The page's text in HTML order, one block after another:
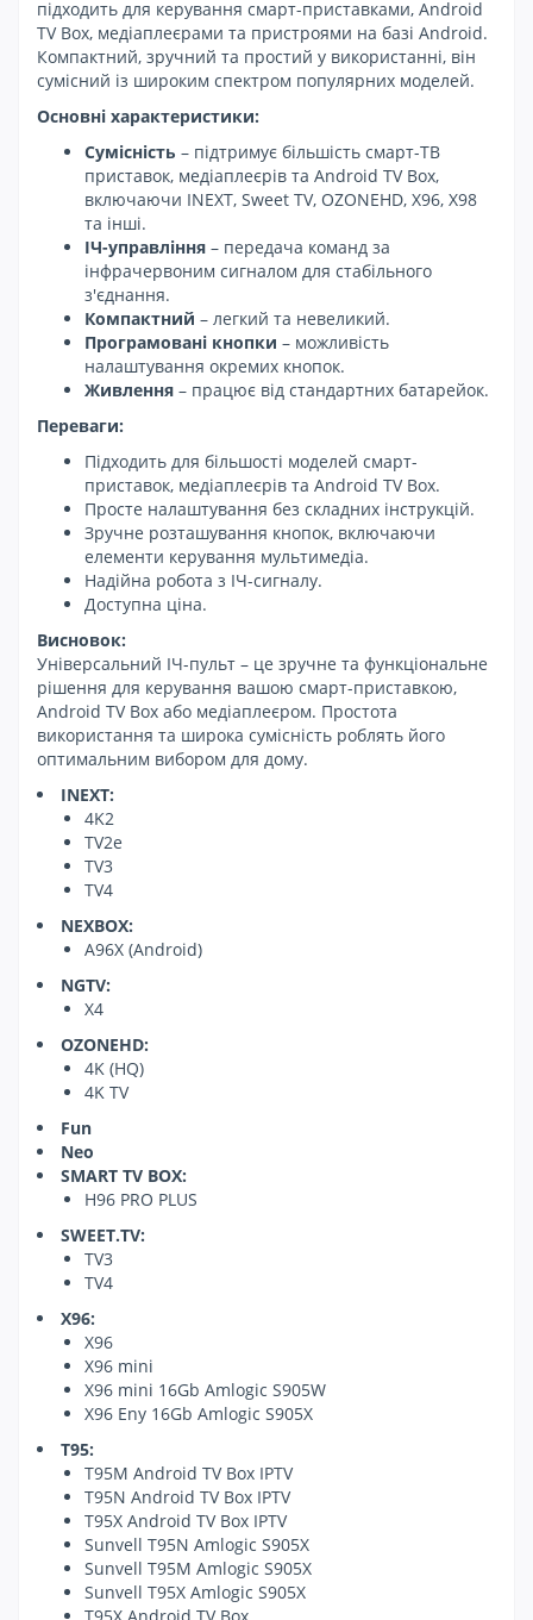
підходить для керування смарт-приставками, Android
TV Box, медіаплеєрами та пристроями на базі Android.
Компактний, зручний та простий у використанні, він
сумісний із широким спектром популярних моделей.
Основні характеристики:
Сумісність – підтримує більшість смарт-ТВ
приставок, медіаплеєрів та Android TV Box,
включаючи INEXT, Sweet TV, OZONEHD, X96, X98
та інші.
ІЧ-управління – передача команд за
інфрачервоним сигналом для стабільного
з'єднання.
Компактний – легкий та невеликий.
Програмовані кнопки – можливість
налаштування окремих кнопок.
Живлення – працює від стандартних батарейок.
Переваги:
Підходить для більшості моделей смарт-
приставок, медіаплеєрів та Android TV Box.
Просте налаштування без складних інструкцій.
Зручне розташування кнопок, включаючи
елементи керування мультимедіа.
Надійна робота з ІЧ-сигналу.
Доступна ціна.
Висновок:
Універсальний ІЧ-пульт – це зручне та функціональне
рішення для керування вашою смарт-приставкою,
Android TV Box або медіаплеєром. Простота
використання та широка сумісність роблять його
оптимальним вибором для дому.
INEXT:
4K2
TV2e
TV3
TV4
NEXBOX:
A96X (Android)
NGTV:
X4
OZONEHD:
4K (HQ)
4K TV
Fun
Neo
SMART TV BOX:
H96 PRO PLUS
SWEET.TV:
TV3
TV4
X96:
X96
X96 mini
X96 mini 16Gb Amlogic S905W
X96 Eny 16Gb Amlogic S905X
T95:
T95M Android TV Box IPTV
T95N Android TV Box IPTV
T95X Android TV Box IPTV
Sunvell T95N Amlogic S905X
Sunvell T95M Amlogic S905X
Sunvell T95X Amlogic S905X